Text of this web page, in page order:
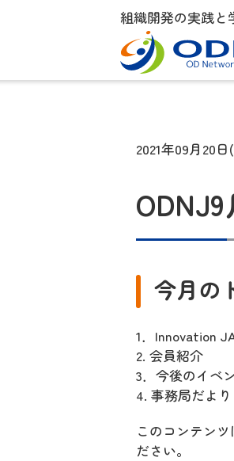
組織開発の実践と
2021年09月20
今月の
1．Innovation
2. 会員紹介
3．今後のイベ
4. 事務局だより
このコンテン
ださい。